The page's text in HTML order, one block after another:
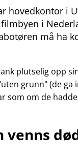
hovedkontor i
i
må ha
plutselig opp
uten grunn (de ga
som om de
venns